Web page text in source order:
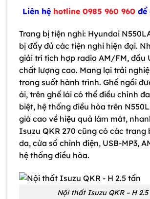
Liên hệ hotline 0985 960 960 để
Trang bị tiện nghi: Hyundai
bị đầy đủ các tiện nghi hiện đại.
giải trí tích hợp radio AM/FM, đầu
chất lượng cao. Mang lại trải
trong suốt hành trình. Ghế ngồi
ái, trên ghế lái có thể điều chỉnh
biệt, hệ thống điều hòa trên
giá cao về hiệu quả làm mát,
Isuzu QKR 270 cũng có các trang
da, cửa sổ chỉnh điện, USB-MP3,
hệ thống điều hòa.
Nội thất Isuzu QKR – H